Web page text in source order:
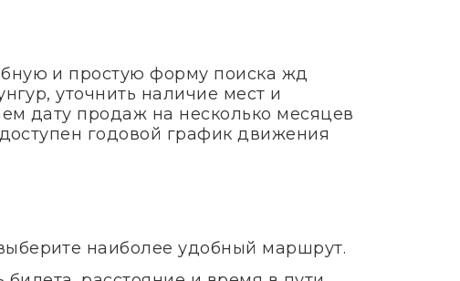
и простую форму поиска жд
уточнить наличие мест и
дату продаж на несколько месяцев
годовой график движения
наиболее удобный маршрут.